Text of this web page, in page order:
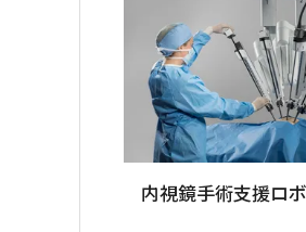
内視鏡手術支援ロ